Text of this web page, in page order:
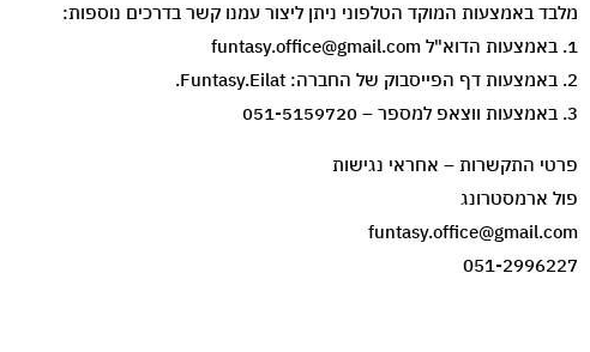
מלבד באמצעות המוקד הטלפוני ניתן ליצור עמנו קשר בדרכים נוספות:
1. באמצעות הדוא"ל funtasy.office@gmail.com
2. באמצעות דף הפייסבוק של החברה: Funtasy.Eilat.
3. באמצעות ווצאפ למספר – 051-5159720
פרטי התקשרות – אחראי נגישות
פול ארמסטרונג
funtasy.office@gmail.com
051-2996227